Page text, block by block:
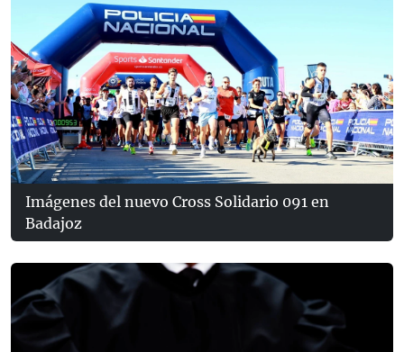
Imágenes del nuevo Cross Solidario 091 en
Badajoz